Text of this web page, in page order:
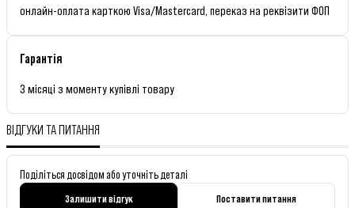
онлайн-оплата карткою Visa/Mastercard, переказ на реквізити ФОП
Гарантія
3 місяці з моменту купівлі товару
ВІДГУКИ ТА ПИТАННЯ
Поділіться досвідом або уточніть деталі
Залишити відгук Поставити питання